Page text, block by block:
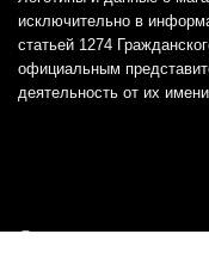
исключительно в
статьей 1274
официальным
деятельность от их имени.
Отказ от